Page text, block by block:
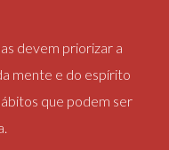
devem priorizar a
mente e do espírito
que podem ser